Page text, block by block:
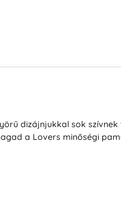
dizájnjukkal sok
a Lovers minőségi